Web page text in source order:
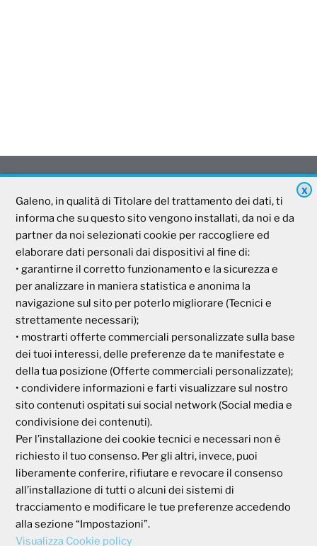
Galeno
Società Mutua Cooperativa
Via Parigi, 11
00185 Roma
P.I e C.F. 04273791006
Tel. 800 99 93 83
Fax 06 44 24 87 05
e-mail:backoffice@cassagaleno.it
Informativa sul trattamento dei dati
Informativa sull’uso dei cookie
X
Galeno, in qualità di Titolare del trattamento dei dati, ti
informa che su questo sito vengono installati, da noi e da
partner da noi selezionati cookie per raccogliere ed
elaborare dati personali dai dispositivi al fine di:
• garantirne il corretto funzionamento e la sicurezza e
per analizzare in maniera statistica e anonima la
navigazione sul sito per poterlo migliorare (Tecnici e
strettamente necessari);
• mostrarti offerte commerciali personalizzate sulla base
dei tuoi interessi, delle preferenze da te manifestate e
della tua posizione (Offerte commerciali personalizzate);
• condividere informazioni e farti visualizzare sul nostro
sito contenuti ospitati sui social network (Social media e
condivisione dei contenuti).
Per l’installazione dei cookie tecnici e necessari non è
richiesto il tuo consenso. Per gli altri, invece, puoi
liberamente conferire, rifiutare e revocare il consenso
all’installazione di tutti o alcuni dei sistemi di
tracciamento e modificare le tue preferenze accedendo
alla sezione “Impostazioni”.
Visualizza Cookie policy